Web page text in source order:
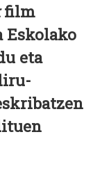
film
Eskolako
eta